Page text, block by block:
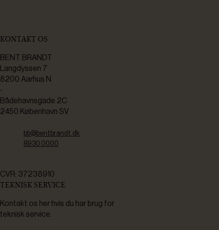
KONTAKT OS
BENT BRANDT
Langdyssen 7
8200 Aarhus N
-
Bådehavnsgade 2C
2450 København SV
bb@bentbrandt.dk
8930 0000
CVR: 37238910
TEKNISK SERVICE
Kontakt os her hvis du har brug for
teknisk service.